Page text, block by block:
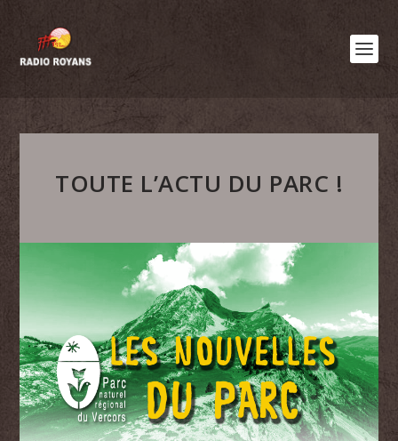
TOUTE L’ACTU DU PARC !